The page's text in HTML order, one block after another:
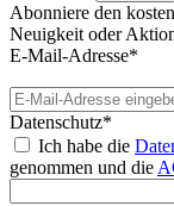
Abonniere den
Neuigkeit oder
E-Mail-Adresse*
Datenschutz*
Ich habe die
genommen und die